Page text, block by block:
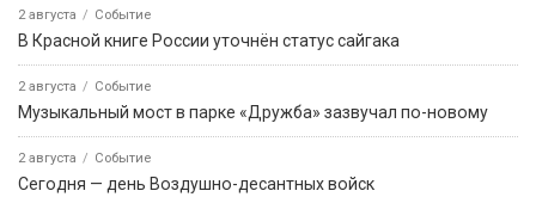
2 августа Событие
В Красной книге России уточнён статус сайгака
2 августа Событие
Музыкальный мост в парке «Дружба» зазвучал по-новому
2 августа Событие
Сегодня — день Воздушно-десантных войск